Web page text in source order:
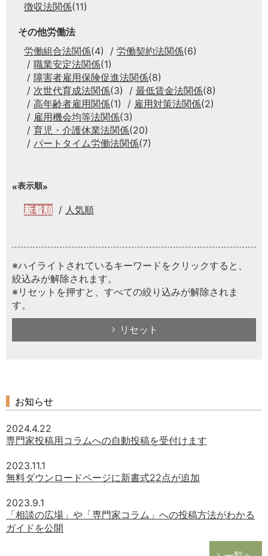
徴収法関係(11)
その他労働法
労働組合法関係(4) 労働契約法関係(6)
職業安定法関係(1)
障害者雇用保険促進法関係(8)
次世代育成法関係(3) 最低賃金法関係(8)
高年齢者雇用関係(1) 雇用対策法関係(2)
雇用機会均等法関係(3)
育児・介護休業法関係(20)
パートタイム労働法関係(7)
表示順
新着順 人気順
※ハイライトされているキーワードをクリックすると、
絞込みが解除されます。
※リセットを押すと、すべての絞り込みが解除されま
す。
リセット
お知らせ
2024.4.22
専門家投稿用コラムへの自動投稿を受付けます
2023.11.1
無料ダウンロードページに新書式22点が追加
2023.9.1
「相談の広場」や「専門家コラム」への投稿方法がわかる
ガイドを公開